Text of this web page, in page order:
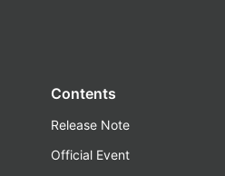
Contents
Release Note
Official Event